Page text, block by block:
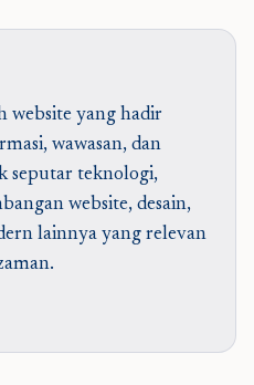
website yang hadir
wawasan, dan
seputar teknologi,
website, desain,
lainnya yang relevan